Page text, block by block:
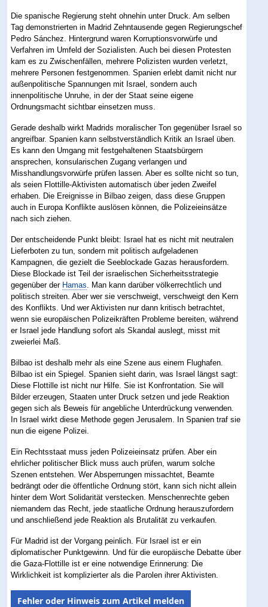
Die spanische Regierung steht ohnehin unter Druck. Am selben
Tag demonstrierten in Madrid Zehntausende gegen Regierungschef
Pedro Sánchez. Hintergrund waren Korruptionsvorwürfe und
Verfahren im Umfeld der Sozialisten. Auch bei diesen Protesten
kam es zu Zwischenfällen, mehrere Polizisten wurden verletzt,
mehrere Personen festgenommen. Spanien erlebt damit nicht nur
außenpolitische Spannungen mit Israel, sondern auch
innenpolitische Unruhe, in der der Staat seine eigene
Ordnungsmacht sichtbar einsetzen muss.
Gerade deshalb wirkt Madrids moralischer Ton gegenüber Israel so
angreifbar. Spanien kann selbstverständlich Kritik an Israel üben.
Es kann den Umgang mit festgehaltenen Staatsbürgern
ansprechen, konsularischen Zugang verlangen und
Misshandlungsvorwürfe prüfen lassen. Aber es sollte nicht so tun,
als seien Flottille-Aktivisten automatisch über jeden Zweifel
erhaben. Die Ereignisse in Bilbao zeigen, dass diese Gruppen
auch in Europa Konflikte auslösen können, die Polizeieinsätze
nach sich ziehen.
Der entscheidende Punkt bleibt: Israel hat es nicht mit neutralen
Lieferboten zu tun, sondern mit politisch aufgeladenen
Kampagnen, die gezielt die Seeblockade Gazas herausfordern.
Diese Blockade ist Teil der israelischen Sicherheitsstrategie
gegenüber der Hamas . Man kann darüber völkerrechtlich und
politisch streiten. Aber wer sie verschweigt, verschweigt den Kern
des Konflikts. Und wer Aktivisten nur dann kritisch betrachtet,
wenn sie europäischen Polizeikräften Probleme bereiten, während
er Israel jede Handlung sofort als Skandal auslegt, misst mit
zweierlei Maß.
Bilbao ist deshalb mehr als eine Szene aus einem Flughafen.
Bilbao ist ein Spiegel. Spanien sieht darin, was Israel längst sagt:
Diese Flottille ist nicht nur Hilfe. Sie ist Konfrontation. Sie will
Bilder erzeugen, Staaten unter Druck setzen und jede Reaktion
gegen sich als Beweis für angebliche Unterdrückung verwenden.
In Israel wirkt diese Methode gegen Jerusalem. In Spanien traf sie
nun die eigene Polizei.
Ein Rechtsstaat muss jeden Polizeieinsatz prüfen. Aber ein
ehrlicher politischer Blick muss auch prüfen, warum solche
Szenen entstehen. Wer Absperrungen missachtet, Beamte
bedrängt oder die öffentliche Ordnung stört, kann sich nicht allein
hinter dem Wort Solidarität verstecken. Menschenrechte geben
niemandem das Recht, jede staatliche Ordnung herauszufordern
und anschließend jede Reaktion als Brutalität zu verkaufen.
Für Madrid ist der Vorgang peinlich. Für Israel ist er ein
diplomatischer Punktgewinn. Und für die europäische Debatte über
die Gaza-Flottille ist er eine notwendige Erinnerung: Die
Wirklichkeit ist komplizierter als die Parolen ihrer Aktivisten.
Fehler oder Hinweis zum Artikel melden